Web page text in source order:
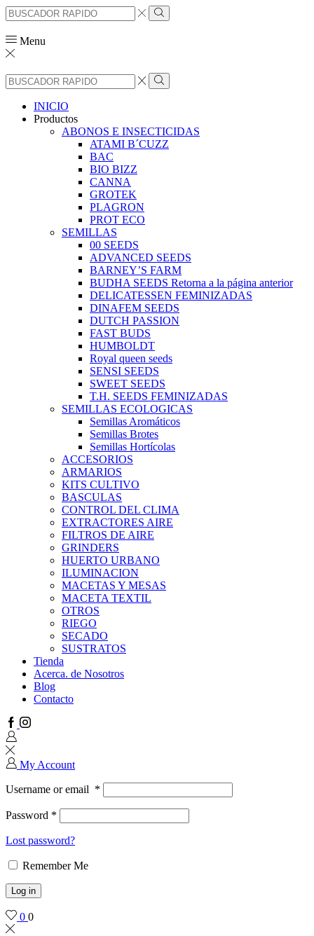
Search
input
Search
Menu
Search
input
Search
INICIO
Productos
ABONOS E INSECTICIDAS
ATAMI B´CUZZ
BAC
BIO BIZZ
CANNA
GROTEK
PLAGRON
PROT ECO
SEMILLAS
00 SEEDS
ADVANCED SEEDS
BARNEY’S FARM
BUDHA SEEDS Retorna a la página anterior
DELICATESSEN FEMINIZADAS
DINAFEM SEEDS
DUTCH PASSION
FAST BUDS
HUMBOLDT
Royal queen seeds
SENSI SEEDS
SWEET SEEDS
T.H. SEEDS FEMINIZADAS
SEMILLAS ECOLOGICAS
Semillas Aromáticos
Semillas Brotes
Semillas Hortícolas
ACCESORIOS
ARMARIOS
KITS CULTIVO
BASCULAS
CONTROL DEL CLIMA
EXTRACTORES AIRE
FILTROS DE AIRE
GRINDERS
HUERTO URBANO
ILUMINACION
MACETAS Y MESAS
MACETA TEXTIL
OTROS
RIEGO
SECADO
SUSTRATOS
Tienda
Acerca. de Nosotros
Blog
Contacto
Facebook
Instagram
My Account
Username or email *
Password *
Lost password?
Remember Me
Log in
0 0